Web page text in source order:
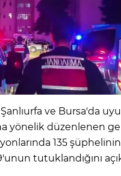
Şanlıurfa ve Bursa'da
yönelik düzenlenen
135 şüphelinin
tutuklandığını